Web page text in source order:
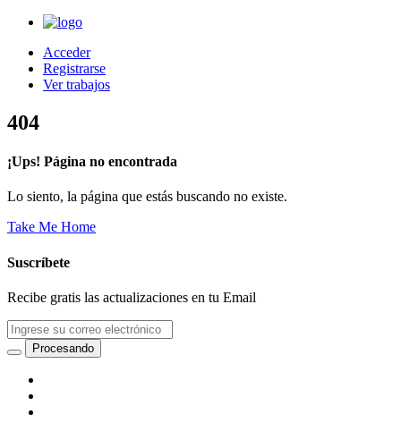
Acceder
Registrarse
Ver trabajos
404
¡Ups! Página no encontrada
Lo siento, la página que estás buscando no existe.
Take Me Home
Suscríbete
Recibe gratis las actualizaciones en tu Email